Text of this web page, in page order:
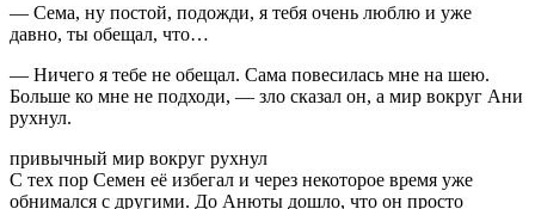
— Сема, ну постой, подожди, я тебя очень люблю и уже
давно, ты обещал, что…
— Ничего я тебе не обещал. Сама повесилась мне на шею.
Больше ко мне не подходи, — зло сказал он, а мир вокруг Ани
рухнул.
привычный мир вокруг рухнул
С тех пор Семен её избегал и через некоторое время уже
обнимался с другими. До Анюты дошло, что он просто